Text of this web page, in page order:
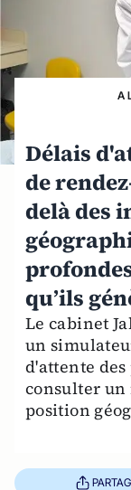
A
Délais
de
delà des
qu’ils
Le cabinet
un
d'attente
consulter
position